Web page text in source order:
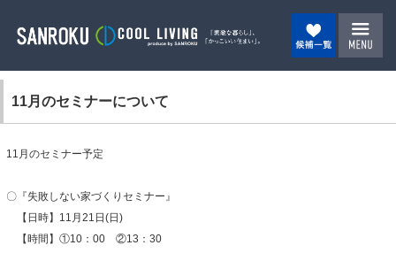
11月のセミナーについて
11月のセミナー予定
〇『失敗しない家づくりセミナー』
【日時】11月21日(日)
【時間】①10：00 ②13：30